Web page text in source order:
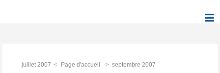
juillet 2007 Page d'accueil septembre 2007